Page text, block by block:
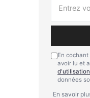
En
avoir lu et
d'utilisation
données
En savoir